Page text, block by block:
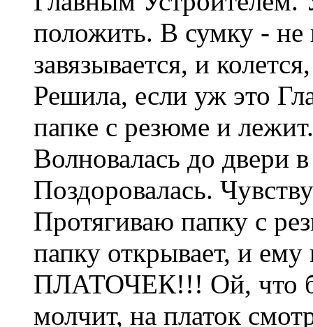
положить. В сумку -
завязывается, и
Решила, если уж это
папке с резюме и
Волновалась до двери
Поздоровалась.
Протягиваю папку с
папку открывает, и
ПЛАТОЧЕК!!! Ой, что
молчит, на платок